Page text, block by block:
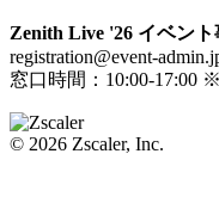
Zenith Live '26 イベン
registration@event-
窓口時間：10:00-17:00
© 2026 Zscaler, Inc.